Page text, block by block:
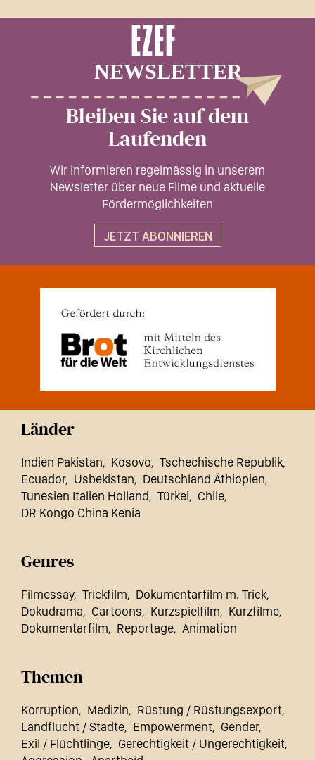
Bleiben Sie auf dem
Laufenden
Wir informieren regelmässig in unserem
Newsletter über neue Filme und aktuelle
Fördermöglichkeiten
JETZT ABONNIEREN
Länder
Indien Pakistan Kosovo
Tschechische Republik
Ecuador
Usbekistan
Deutschland Äthiopien
Tunesien Italien Holland
Türkei
Chile
DR Kongo China Kenia
Genres
Filmessay Trickfilm
Dokumentarfilm m. Trick
Dokudrama
Cartoons Kurzspielfilm
Kurzfilme
Dokumentarfilm
Reportage Animation
Themen
Korruption Medizin
Rüstung / Rüstungsexport
Landflucht / Städte
Empowerment
Gender
Exil / Flüchtlinge
Gerechtigkeit / Ungerechtigkeit